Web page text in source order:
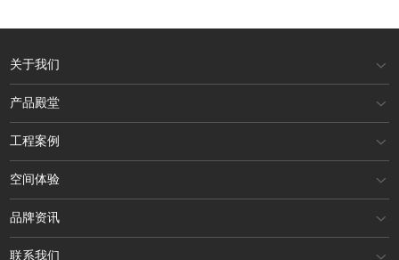
关于我们
产品殿堂
工程案例
空间体验
品牌资讯
联系我们